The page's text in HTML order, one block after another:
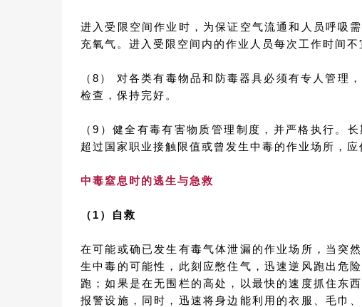
进入受限空间作业时，为保证空气流通和人员呼吸
充氧气。进入受限空间内的作业人员每次工作时间不
（8） 对各类有毒物品和防毒器具必须有专人管理
检查，保持完好。
（9）健全有毒有害物质管理制度，并严格执行。
超过国家职业接触限值或曾发生中毒的作业场所，应
中毒窒息时的逃生与急救
（1）自救
在可能或确已发生有毒气体泄漏的作业场所，当突
生中毒的可能性，此刻应憋住气，迅速逆风跑出危
跑；如果是在无围栏的高处，以最快的速度抓住东
报警设施，同时，迅速将身边能利用的衣服、毛巾